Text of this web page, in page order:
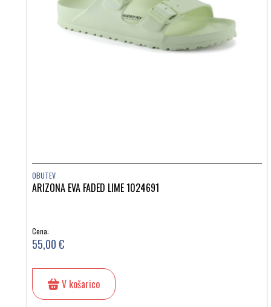
OBUTEV
ARIZONA EVA FADED LIME 1024691
Cena:
55,00 €
V košarico